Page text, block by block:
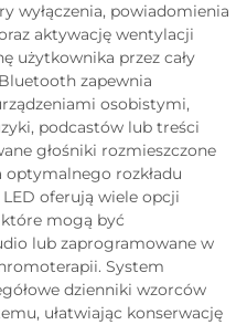
wyłączenia, powiadomienia
aktywację wentylacji
użytkownika przez cały
zapewnia
osobistymi,
podcastów lub treści
głośniki rozmieszczone
rozkładu
oferują wiele opcji
mogą być
lub zaprogramowane w
System
dzienniki wzorców
ułatwiając konserwację